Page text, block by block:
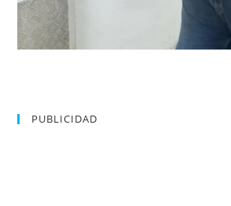
PUBLICIDAD